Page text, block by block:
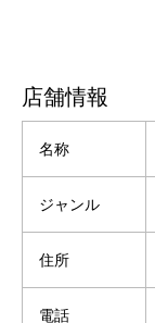
店舗情報
名称
ジャンル
住所
電話